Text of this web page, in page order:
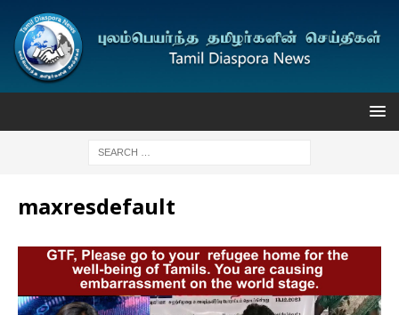
maxresdefault